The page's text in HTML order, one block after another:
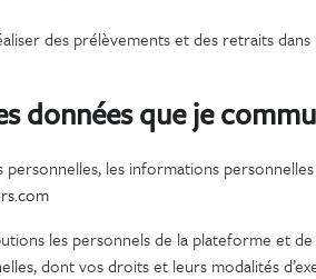
des prélèvements et des retraits
données que je
les informations
les personnels de la plateforme et
dont vos droits et leurs modalités